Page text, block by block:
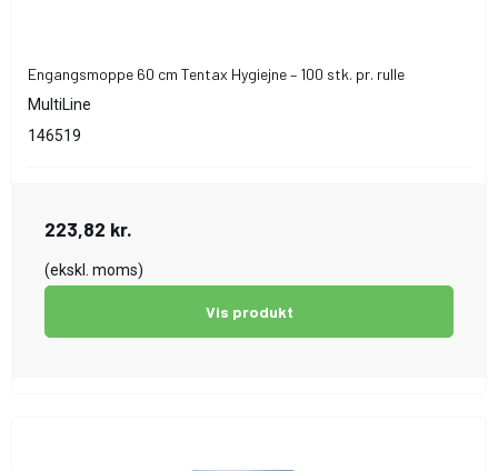
Engangsmoppe 60 cm Tentax Hygiejne – 100 stk. pr. rulle
MultiLine
146519
223,82 kr.
(ekskl. moms)
Vis produkt